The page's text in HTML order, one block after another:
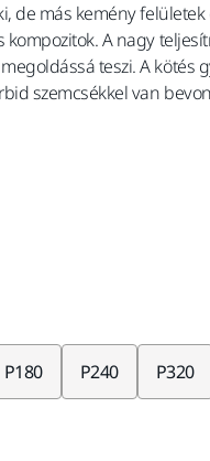
de más kemény
kompozitok. A nagy
teszi. A kötés
szemcsékkel van
P180 P240 P320